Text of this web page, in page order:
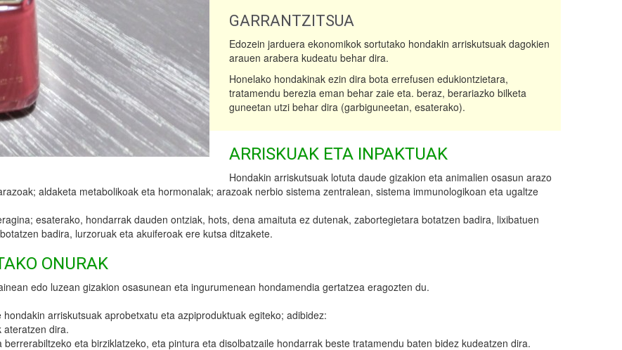
GARRANTZITSUA
Edozein jarduera ekonomikok sortutako hondakin arriskutsuak dagokien
arauen arabera kudeatu behar dira.
Honelako hondakinak ezin dira bota errefusen edukiontzietara,
tratamendu berezia eman behar zaie eta. beraz, berariazko bilketa
guneetan utzi behar dira (garbiguneetan, esaterako).
ARRISKUAK ETA INPAKTUAK
Hondakin arriskutsuak lotuta daude gizakion eta animalien osasun arazo
aldaketa metabolikoak eta hormonalak; arazoak nerbio sistema zentralean, sistema immunologikoan eta ugaltze
esaterako, hondarrak dauden ontziak, hots, dena amaituta ez dutenak, zabortegietara botatzen badira, lixibatuen
badira, lurzoruak eta akuiferoak ere kutsa ditzakete.
ONURAK
edo luzean gizakion osasunean eta ingurumenean hondamendia gertatzea eragozten du.
arriskutsuak aprobetxatu eta azpiproduktuak egiteko; adibidez:
ateratzen dira.
eta birziklatzeko, eta pintura eta disolbatzaile hondarrak beste tratamendu baten bidez kudeatzen dira.